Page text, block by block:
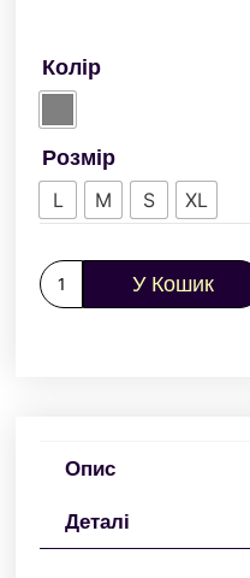
Колір
Розмір
L
M S XL
У Кошик
Опис
Деталі